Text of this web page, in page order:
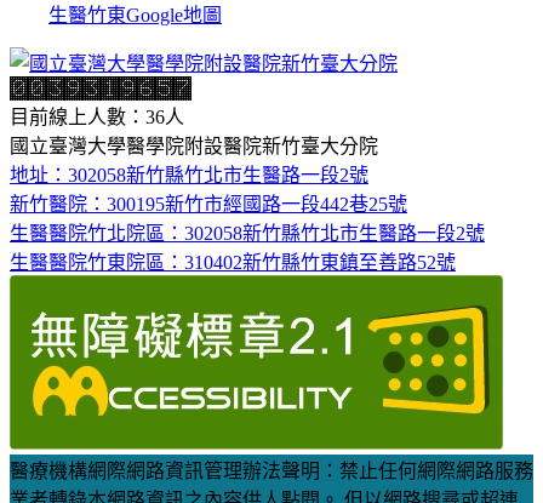
生醫竹東Google地圖
目前線上人數：36人
國立臺灣大學醫學院附設醫院新竹臺大分院
地址：302058新竹縣竹北市生醫路一段2號
新竹醫院：300195新竹市經國路一段442巷25號
生醫醫院竹北院區：302058新竹縣竹北市生醫路一段2號
生醫醫院竹東院區：310402新竹縣竹東鎮至善路52號
醫療機構網際網路資訊管理辦法聲明：禁止任何網際網路服務